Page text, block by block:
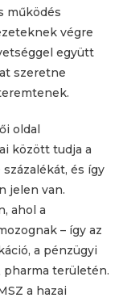
működés
végre
együtt
szeretne
oldal
között tudja a
és így
jelen van.
ahol a
– így az
a pénzügyi
pharma területén.
a hazai